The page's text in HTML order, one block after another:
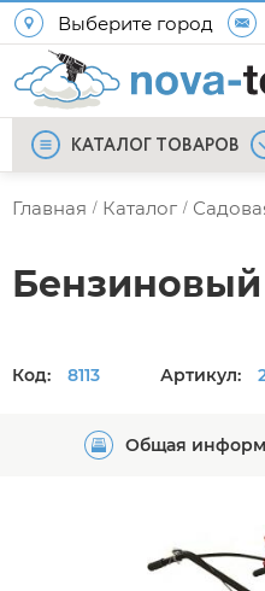
Выберите город
КАТАЛОГ ТОВАРОВ
Главная / Каталог /
Код: 8113 Артикул:
Общая